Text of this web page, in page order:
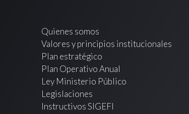
Quienes somos
Valores y principios institucionales
Plan estratégico
Plan Operativo Anual
Ley Ministerio Público
Legislaciones
Instructivos SIGEFI